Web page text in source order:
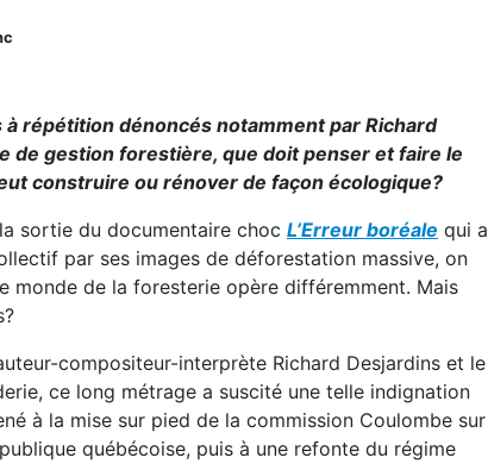
à répétition dénoncés notamment par Richard
de gestion forestière, que doit penser et faire le
construire ou rénover de façon écologique?
sortie du documentaire choc L’Erreur boréale qui a
par ses images de déforestation massive, on
monde de la foresterie opère différemment. Mais
compositeur-interprète Richard Desjardins et le
ce long métrage a suscité une telle indignation
à la mise sur pied de la commission Coulombe sur
québécoise, puis à une refonte du régime